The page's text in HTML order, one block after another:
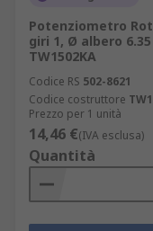
Potenziometro
giri 1, Ø albero
TW1502KA
Codice RS 502-8621
Codice costruttore
Prezzo per 1 unità
14,46 €(IVA esclusa)
Quantità